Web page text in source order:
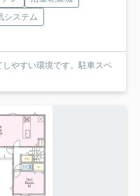
システム
やすい環境です。駐車スペ